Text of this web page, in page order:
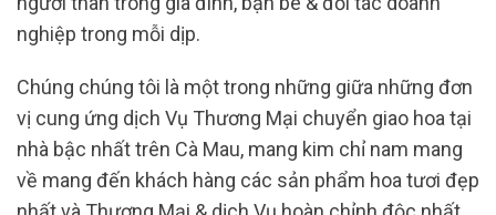
nghiệp trong mỗi dịp.
Chúng chúng tôi là một trong những giữa những đơn
vị cung ứng dịch Vụ Thương Mại chuyển giao hoa tại
nhà bậc nhất trên Cà Mau, mang kim chỉ nam mang
về mang đến khách hàng các sản phẩm hoa tươi đẹp